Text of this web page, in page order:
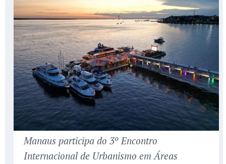
Manaus participa do 3º Encontro
Internacional de Urbanismo em Áreas